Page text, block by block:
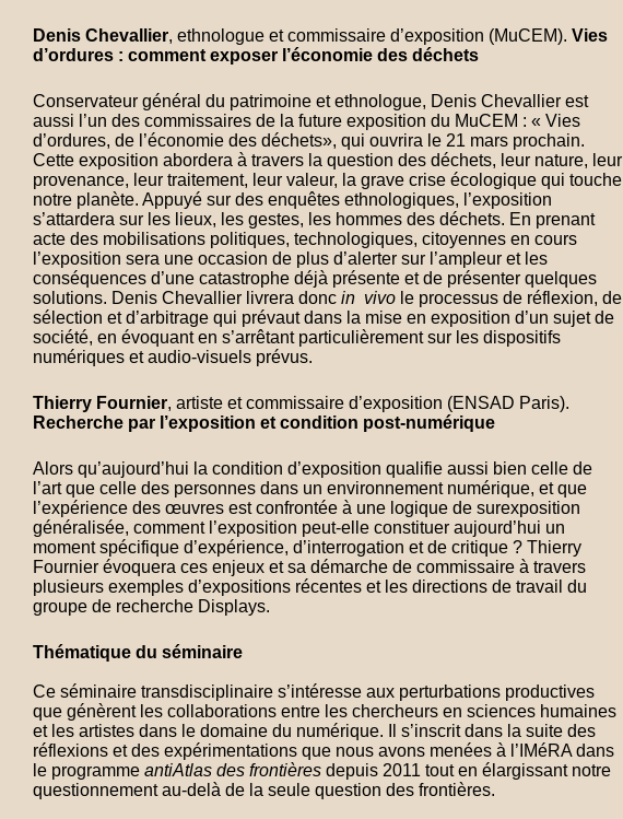
Denis Chevallier, ethnologue et commissaire d’exposition (MuCEM). Vies
d’ordures : comment exposer l’économie des déchets
Conservateur général du patrimoine et ethnologue, Denis Chevallier est
aussi l’un des commissaires de la future exposition du MuCEM : « Vies
d’ordures, de l’économie des déchets», qui ouvrira le 21 mars prochain.
Cette exposition abordera à travers la question des déchets, leur nature, leur
provenance, leur traitement, leur valeur, la grave crise écologique qui touche
notre planète. Appuyé sur des enquêtes ethnologiques, l’exposition
s’attardera sur les lieux, les gestes, les hommes des déchets. En prenant
acte des mobilisations politiques, technologiques, citoyennes en cours
l’exposition sera une occasion de plus d’alerter sur l’ampleur et les
conséquences d’une catastrophe déjà présente et de présenter quelques
solutions. Denis Chevallier livrera donc in vivo le processus de réflexion, de
sélection et d’arbitrage qui prévaut dans la mise en exposition d’un sujet de
société, en évoquant en s’arrêtant particulièrement sur les dispositifs
numériques et audio-visuels prévus.
Thierry Fournier, artiste et commissaire d’exposition (ENSAD Paris).
Recherche par l’exposition et condition post-numérique
Alors qu’aujourd’hui la condition d’exposition qualifie aussi bien celle de
l’art que celle des personnes dans un environnement numérique, et que
l’expérience des œuvres est confrontée à une logique de surexposition
généralisée, comment l’exposition peut-elle constituer aujourd’hui un
moment spécifique d’expérience, d’interrogation et de critique ? Thierry
Fournier évoquera ces enjeux et sa démarche de commissaire à travers
plusieurs exemples d’expositions récentes et les directions de travail du
groupe de recherche Displays.
Thématique du séminaire
Ce séminaire transdisciplinaire s’intéresse aux perturbations productives
que génèrent les collaborations entre les chercheurs en sciences humaines
et les artistes dans le domaine du numérique. Il s’inscrit dans la suite des
réflexions et des expérimentations que nous avons menées à l’IMéRA dans
le programme antiAtlas des frontières depuis 2011 tout en élargissant notre
questionnement au-delà de la seule question des frontières.